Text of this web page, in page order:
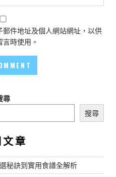
郵件地址及個人網站網址，以供
時使用。
尋
搜尋
章
秘訣到實用食譜全解析